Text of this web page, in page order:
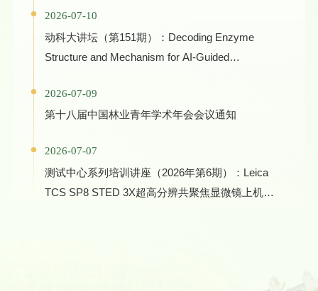
2026-07-10
动科大讲坛（第151期）：Decoding Enzyme
Structure and Mechanism for AI-Guided
Manufacturing
2026-07-09
第十八届中国林业青年学术年会会议通知
2026-07-07
测试中心系列培训讲座（2026年第6期）：Leica
TCS SP8 STED 3X超高分辨共聚焦显微镜上机培